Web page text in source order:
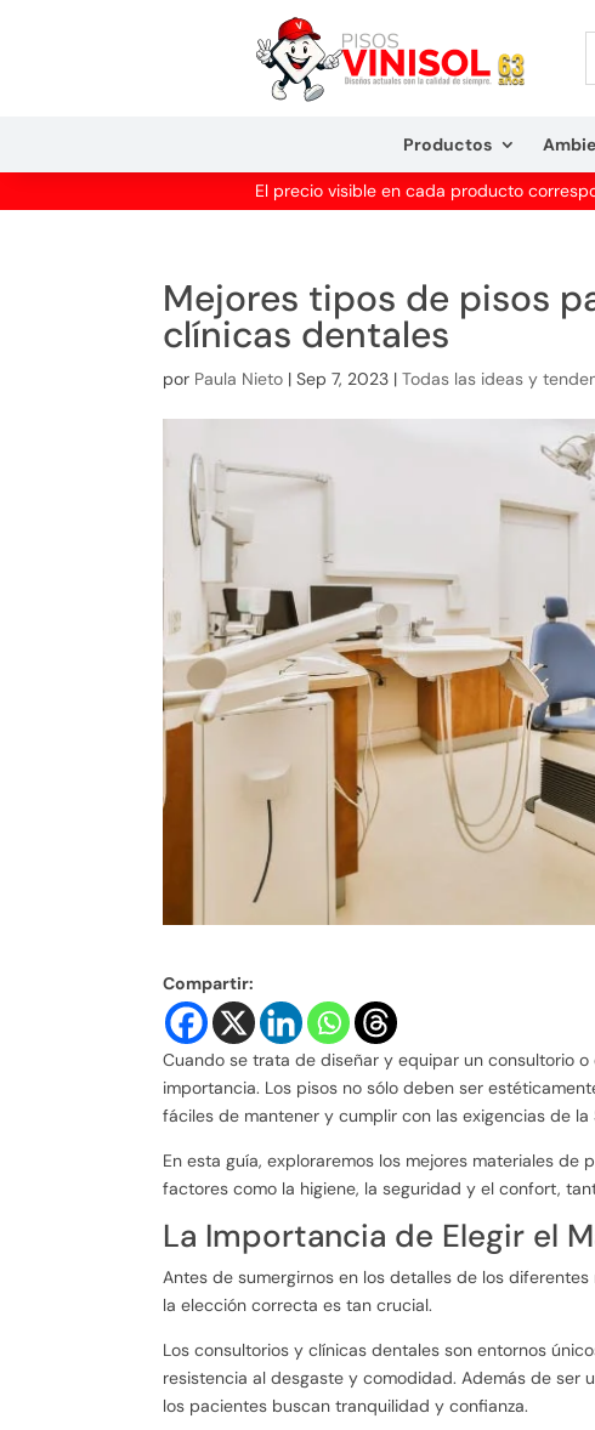
Productos
El precio visible en cada producto
Mejores tipos de pisos
clínicas dentales
por Paula Nieto |Sep 7, 2023 |Todas las ideas y
Compartir:
Cuando se trata de diseñar y equipar un consultorio
importancia. Los pisos no sólo deben ser
fáciles de mantener y cumplir con las exigencias de la
En esta guía, exploraremos los mejores materiales
factores como la higiene, la seguridad y el confort,
La Importancia de Elegir el
Antes de sumergirnos en los detalles de los
la elección correcta es tan crucial.
Los consultorios y clínicas dentales son entornos
resistencia al desgaste y comodidad. Además de ser
los pacientes buscan tranquilidad y confianza.